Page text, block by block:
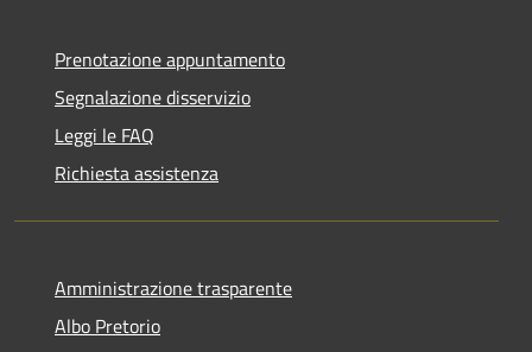
Prenotazione appuntamento
Segnalazione disservizio
Leggi le FAQ
Richiesta assistenza
Amministrazione trasparente
Albo Pretorio